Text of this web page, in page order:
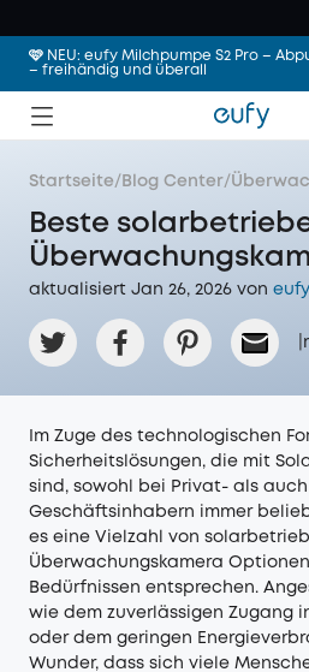
🩷 NEU: eufy Milchpumpe S2 Pro –
– freihändig und überall
Startseite/ Blog Center/
Beste
aktualisiert Jan 26, 2026 von
Im Zuge des technologischen
Sicherheitslösungen, die mit
sind, sowohl bei Privat- als
Geschäftsinhabern immer
es eine Vielzahl von
Überwachungskamera
Bedürfnissen entsprechen.
wie dem zuverlässigen Zugang
oder dem geringen
Wunder, dass sich viele